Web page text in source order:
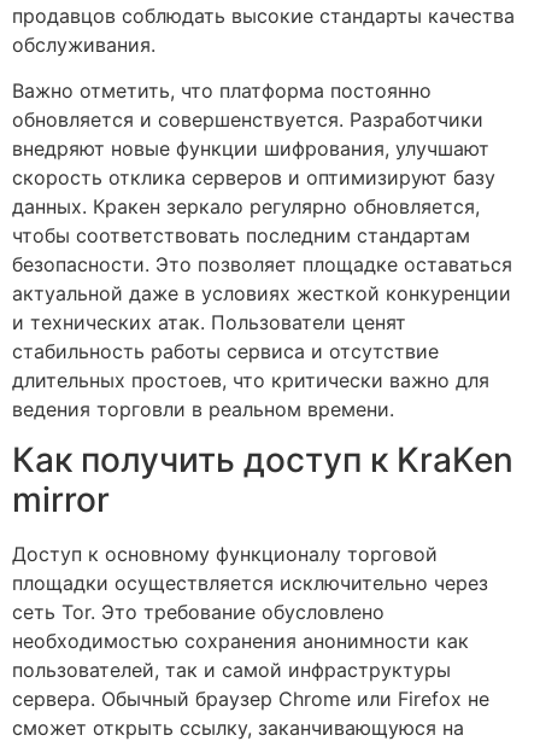
продавцов соблюдать высокие стандарты качества
обслуживания.
Важно отметить, что платформа постоянно
обновляется и совершенствуется. Разработчики
внедряют новые функции шифрования, улучшают
скорость отклика серверов и оптимизируют базу
данных. Кракен зеркало регулярно обновляется,
чтобы соответствовать последним стандартам
безопасности. Это позволяет площадке оставаться
актуальной даже в условиях жесткой конкуренции
и технических атак. Пользователи ценят
стабильность работы сервиса и отсутствие
длительных простоев, что критически важно для
ведения торговли в реальном времени.
Как получить доступ к KraKen
mirror
Доступ к основному функционалу торговой
площадки осуществляется исключительно через
сеть Tor. Это требование обусловлено
необходимостью сохранения анонимности как
пользователей, так и самой инфраструктуры
сервера. Обычный браузер Chrome или Firefox не
сможет открыть ссылку, заканчивающуюся на